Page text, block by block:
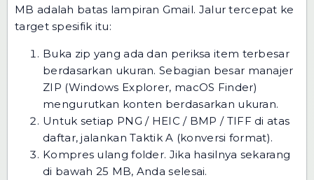
MB adalah batas lampiran Gmail. Jalur tercepat ke
target spesifik itu:
Buka zip yang ada dan periksa item terbesar
berdasarkan ukuran. Sebagian besar manajer
ZIP (Windows Explorer, macOS Finder)
mengurutkan konten berdasarkan ukuran.
Untuk setiap PNG / HEIC / BMP / TIFF di atas
daftar, jalankan Taktik A (konversi format).
Kompres ulang folder. Jika hasilnya sekarang
di bawah 25 MB, Anda selesai.